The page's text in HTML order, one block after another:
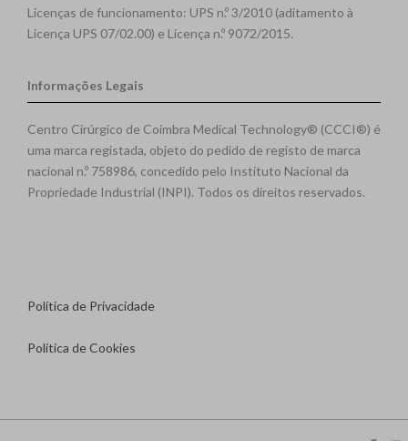
Licenças de funcionamento: UPS n.º 3/2010 (aditamento à
Licença UPS 07/02.00) e Licença n.º 9072/2015.
Informações Legais
Centro Cirúrgico de Coimbra Medical Technology® (CCCI®) é
uma marca registada, objeto do pedido de registo de marca
nacional n.º 758986, concedido pelo Instituto Nacional da
Propriedade Industrial (INPI). Todos os direitos reservados.
Política de Privacidade
Política de Cookies